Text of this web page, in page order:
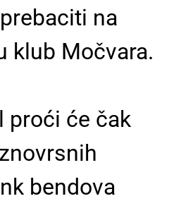
na
klub Močvara.
proći će čak
bendova